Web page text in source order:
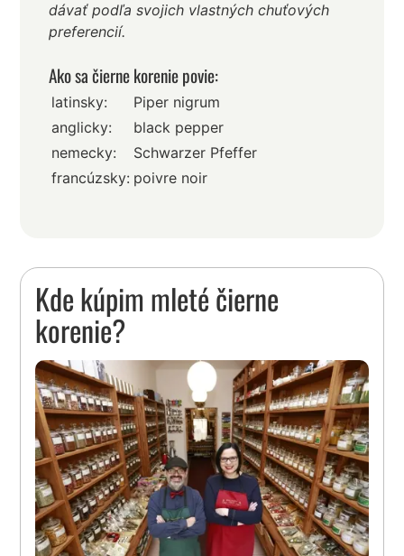
dávať podľa svojich vlastných chuťových
preferencií.
Ako sa čierne korenie povie:
latinsky:
Piper nigrum
anglicky:
black pepper
nemecky:
Schwarzer Pfeffer
francúzsky: poivre noir
Kde kúpim mleté čierne
korenie?